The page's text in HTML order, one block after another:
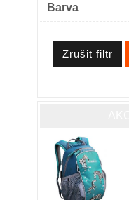
Barva